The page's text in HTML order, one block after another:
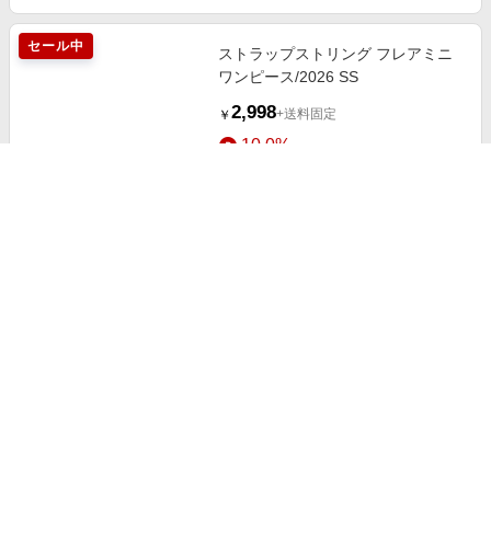
セール中
ストラップストリング フレアミニ
ワンピース/2026 SS
￥ 2,998+送料固定
10.0%